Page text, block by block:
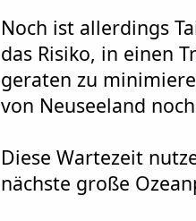
Noch ist allerdings
das Risiko, in einen
geraten zu
von Neuseeland
Diese Wartezeit
nächste große